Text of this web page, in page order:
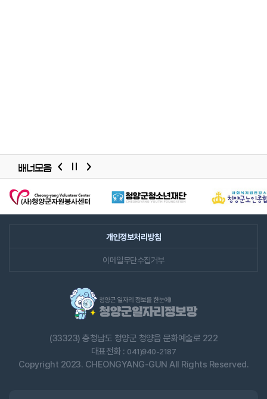
슬라이드
배너모음
개인정보처리방침
이메일무단수집거부
(33323) 충청남도 청양군 청양읍 문화예술로 222
대표전화 : 041)940-2187
Copyright 2023. CHEONGYANG-GUN All Rights Reserved.